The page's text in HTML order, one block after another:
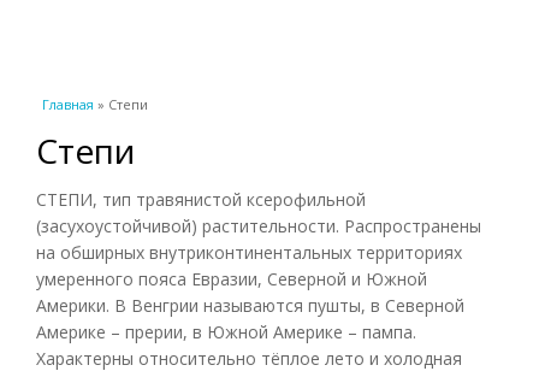
Вы здесь
Главная » Степи
Степи
СТЕПИ, тип травянистой ксерофильной
(засухоустойчивой) растительности. Распространены
на обширных внутриконтинентальных территориях
умеренного пояса Евразии, Северной и Южной
Америки. В Венгрии называются пушты, в Северной
Америке – прерии, в Южной Америке – пампа.
Характерны относительно тёплое лето и холодная